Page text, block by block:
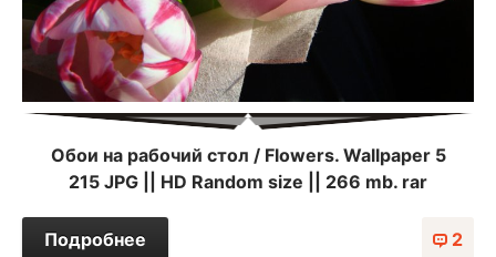
Обои на рабочий стол / Flowers. Wallpaper 5
215 JPG || HD Random size || 266 mb. rar
2
Подробнее